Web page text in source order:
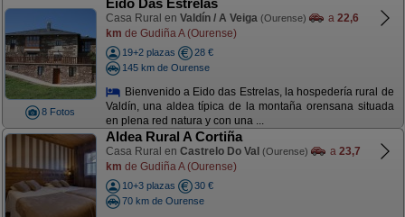
8 Fotos
Eido Das Estrelas
Casa Rural en Valdín / A Veiga (Ourense) a 22,6
km de Gudiña A (Ourense)
19+2 plazas
28 €
145 km de Ourense
Bienvenido a Eido das Estrelas, la hospedería rural de
Valdín, una aldea típica de la montaña orensana situada
en plena red natura y con una ...
Aldea Rural A Cortiña
Casa Rural en Castrelo Do Val (Ourense) a 23,7
km de Gudiña A (Ourense)
10+3 plazas
30 €
70 km de Ourense